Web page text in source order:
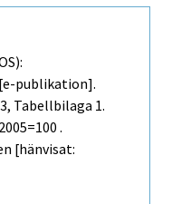
publikation].
Tabellbilaga 1.
.
[hänvisat: